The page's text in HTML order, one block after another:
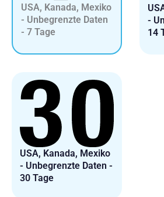
USA, Kanada, Mexiko
- Unbegrenzte Daten
- 7 Tage
-
14
USA, Kanada, Mexiko
- Unbegrenzte Daten -
30 Tage